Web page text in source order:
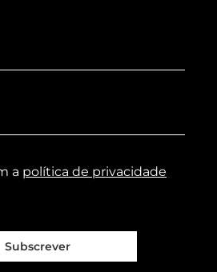
a política de privacidade
Subscrever